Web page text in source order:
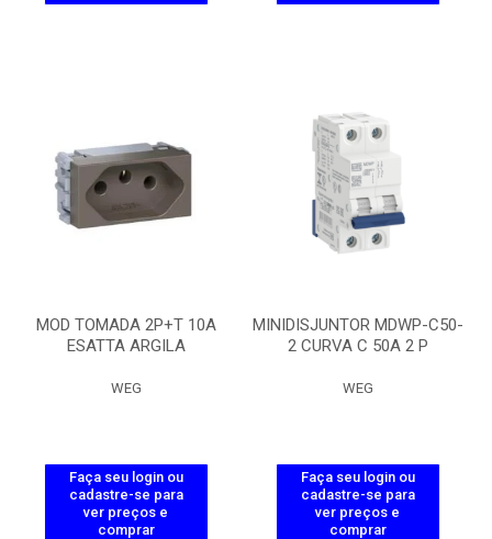
MOD TOMADA 2P+T 10A
ESATTA ARGILA
WEG
Faça seu login ou
cadastre-se para
ver preços e
comprar
MINIDISJUNTOR MDWP-C50-
2 CURVA C 50A 2 P
WEG
Faça seu login ou
cadastre-se para
ver preços e
comprar